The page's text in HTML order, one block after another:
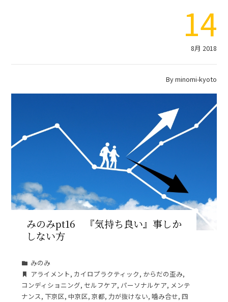
14
8月 2018
Byminomi-kyoto
みのみpt16 『気持ち良い』事しか
しない方
みのみ
アライメント, カイロプラクティック, からだの歪み,
コンディショニング, セルフケア, パーソナルケア, メンテ
ナンス, 下京区,中京区,京都, 力が抜けない,噛み合せ,四